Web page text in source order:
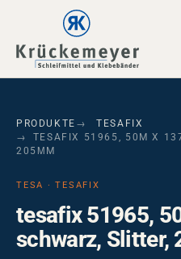
Skip to main navigation
Skip to main content
Skip to page footer
PRODUKTE
TESAFIX
TESAFIX 51965, 50M X
205ΜM
TESA · TESAFIX
tesafix 51965,
schwarz, Slitter,